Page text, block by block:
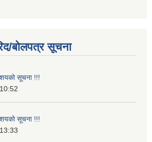
बोलपत्र सूचना
सूचना !!!
सूचना !!!